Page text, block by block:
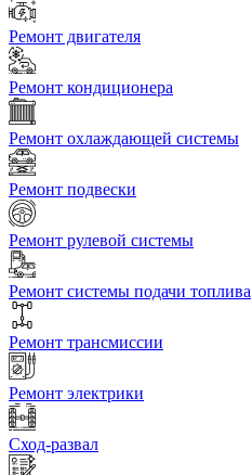
Ремонт двигателя
Ремонт кондиционера
Ремонт охлаждающей системы
Ремонт подвески
Ремонт рулевой системы
Ремонт системы подачи топлива
Ремонт трансмиссии
Ремонт электрики
Сход-развал